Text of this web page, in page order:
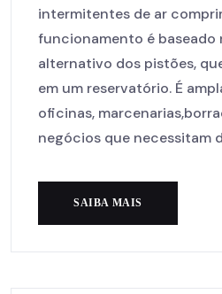
intermitentes de ar
funcionamento é baseado
alternativo dos pistões,
em um reservatório. É
oficinas,
negócios que necessitam
SAIBA MAIS